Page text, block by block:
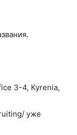
3-4, Kyrenia,
уже